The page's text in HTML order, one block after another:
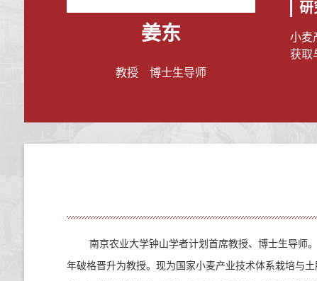
姜东
教授 博士生导师
研
小麦
获取
南京农业大学钟山学者计划首席教授、博士生导师。
年破格晋升为教授。现为国家小麦产业技术体系栽培与